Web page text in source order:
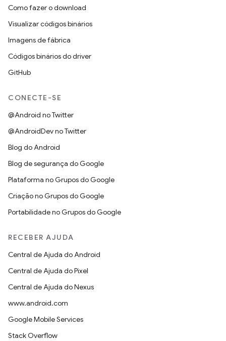
Como fazer o download
Visualizar códigos binários
Imagens de fábrica
Códigos binários do driver
GitHub
CONECTE-SE
@Android no Twitter
@AndroidDev no Twitter
Blog do Android
Blog de segurança do Google
Plataforma no Grupos do Google
Criação no Grupos do Google
Portabilidade no Grupos do Google
RECEBER AJUDA
Central de Ajuda do Android
Central de Ajuda do Pixel
Central de Ajuda do Nexus
www.android.com
Google Mobile Services
Stack Overflow